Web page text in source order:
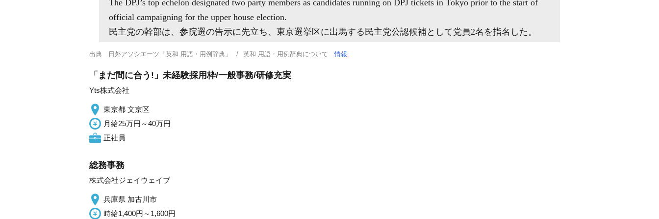
The DPJ’s top echelon designated two party members as candidates running on DPJ tickets in Tokyo prior to the start of
official campaigning for the upper house election.
民主党の幹部は、参院選の告示に先立ち、東京選挙区に出馬する民主党公認候補として党員2名を指名した。
出典 日外アソシエーツ「英和 用語・用例辞典」 英和 用語・用例辞典について情報
「まだ間に合う!」未経験採用枠/一般事務/研修充実
Yts株式会社
東京都 文京区
月給25万円～40万円
正社員
総務事務
株式会社ジェイウェイブ
兵庫県 加古川市
時給1,400円～1,600円